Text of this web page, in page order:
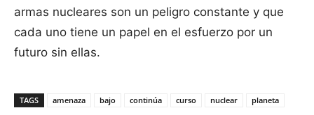
armas nucleares son un peligro constante y que
cada uno tiene un papel en el esfuerzo por un
futuro sin ellas.
TAGS amenaza bajo continúa curso nuclear planeta